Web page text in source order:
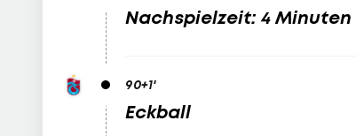
Nachspielzeit: 4 Minuten
90+1'
Eckball